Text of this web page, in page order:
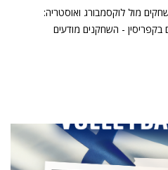
מול לוקסמבורג ואוסטריה:
בקפריסין - השחקנים מודעים